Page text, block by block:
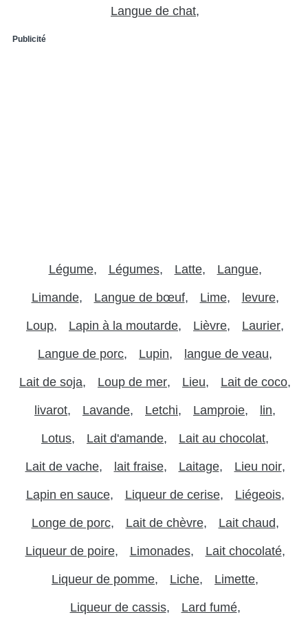
Langue de chat
Publicité
Légume Légumes Latte Langue
Limande Langue de bœuf Lime levure
Loup Lapin à la moutarde Lièvre Laurier
Langue de porc Lupin langue de veau
Lait de soja Loup de mer Lieu Lait de coco
livarot Lavande Letchi Lamproie lin
Lotus Lait d'amande Lait au chocolat
Lait de vache lait fraise Laitage Lieu noir
Lapin en sauce Liqueur de cerise Liégeois
Longe de porc Lait de chèvre Lait chaud
Liqueur de poire Limonades Lait chocolaté
Liqueur de pomme Liche Limette
Liqueur de cassis Lard fumé